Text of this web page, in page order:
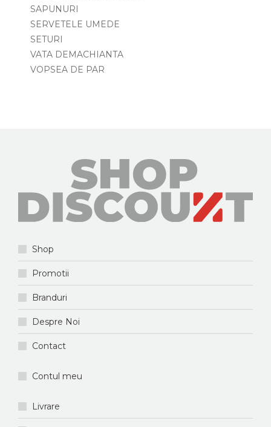
SAPUNURI
SERVETELE UMEDE
SETURI
VATA DEMACHIANTA
VOPSEA DE PAR
Shop
Promotii
Branduri
Despre Noi
Contact
Contul meu
Livrare